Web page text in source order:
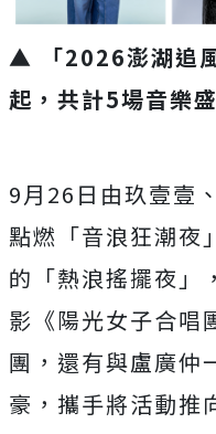
▲ 「2026澎湖追
起，共計5場音樂
9月 26 日由玖壹壹
點燃「音浪狂潮夜
的「熱浪搖擺夜」
影《陽光女子合唱
團，還有與盧廣仲
豪，攜手將活動推